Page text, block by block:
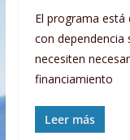
El programa está
con dependencia
necesiten
financiamiento
Leer más